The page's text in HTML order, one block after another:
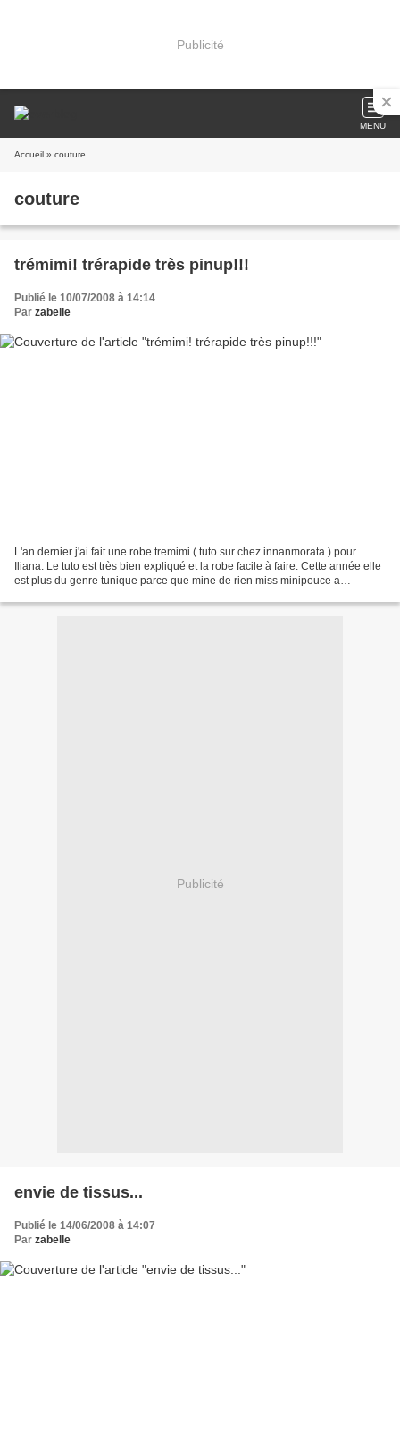
Publicité
MENU
Accueil » couture
couture
trémimi! trérapide très pinup!!!
Publié le 10/07/2008 à 14:14
Par zabelle
L'an dernier j'ai fait une robe tremimi ( tuto sur chez innanmorata ) pour
Iliana. Le tuto est très bien expliqué et la robe facile à faire. Cette année elle
est plus du genre tunique parce que mine de rien miss minipouce a
Publicité
envie de tissus...
Publié le 14/06/2008 à 14:07
Par zabelle